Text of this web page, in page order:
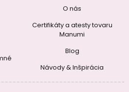
O nás
Certifikáty a atesty tovaru
Manumi
Blog
Návody & Inšpirácia